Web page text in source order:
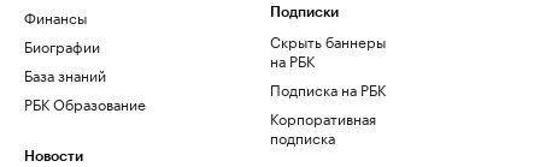
Финансы
Биографии
База знаний
РБК Образование
Новости
Подписки
Скрыть баннеры
на РБК
Подписка на РБК
Корпоративная
подписка